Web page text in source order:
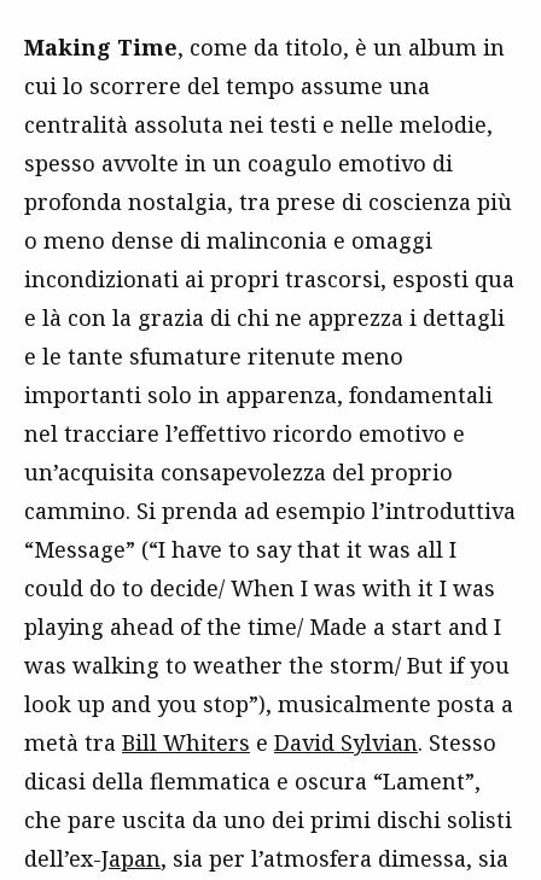
Making Time, come da titolo, è un album in
cui lo scorrere del tempo assume una
centralità assoluta nei testi e nelle melodie,
spesso avvolte in un coagulo emotivo di
profonda nostalgia, tra prese di coscienza più
o meno dense di malinconia e omaggi
incondizionati ai propri trascorsi, esposti qua
e là con la grazia di chi ne apprezza i dettagli
e le tante sfumature ritenute meno
importanti solo in apparenza, fondamentali
nel tracciare l’effettivo ricordo emotivo e
un’acquisita consapevolezza del proprio
cammino. Si prenda ad esempio l’introduttiva
“Message” (“I have to say that it was all I
could do to decide/ When I was with it I was
playing ahead of the time/ Made a start and I
was walking to weather the storm/ But if you
look up and you stop”), musicalmente posta a
metà tra Bill Whiters e David Sylvian. Stesso
dicasi della flemmatica e oscura “Lament”,
che pare uscita da uno dei primi dischi solisti
dell’ex-Japan, sia per l’atmosfera dimessa, sia